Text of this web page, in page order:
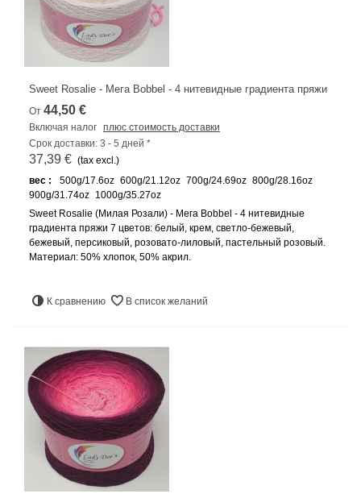
Sweet Rosalie - Мега Bobbel - 4 нитевидные градиента пряжи
От 44,50 €
Включая налог плюс стоимость доставки
Срок доставки: 3 - 5 дней *
37,39 € (tax excl.)
вес :
500g/17.6oz 600g/21.12oz 700g/24.69oz 800g/28.16oz
900g/31.74oz 1000g/35.27oz
Sweet Rosalie (Милая Розали) - Мега Bobbel - 4 нитевидные
градиента пряжи 7 цветов: белый, крем, светло-бежевый,
бежевый, персиковый, розовато-лиловый, пастельный розовый.
Материал: 50% хлопок, 50% акрил.
К сравнению В список желаний